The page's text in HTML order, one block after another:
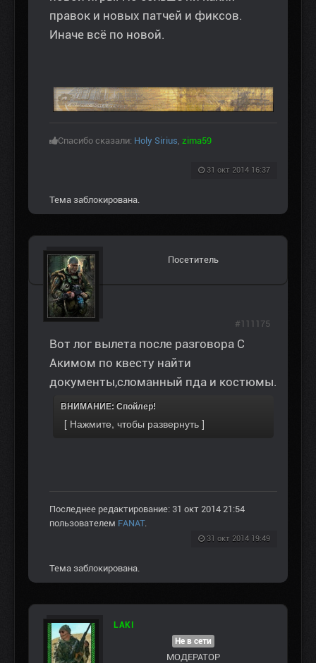
правок и новых патчей и фиксов.
Иначе всё по новой.
Спасибо сказали: Holy Sirius zima59
31 окт 2014 16:37
Тема заблокирована.
Посетитель
Вот лог вылета после разговора С
Акимом по квесту найти
документы,сломанный пда и костюмы.
ВНИМАНИЕ: Спойлер!
Последнее редактирование: 31 окт 2014 21:54
пользователем FANAT.
31 окт 2014 19:49
#111175
Тема заблокирована.
LAKI
Не в сети
МОДЕРАТОР